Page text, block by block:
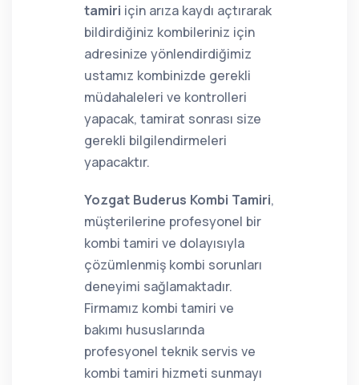
tamiri için arıza kaydı açtırarak
bildirdiğiniz kombileriniz için
adresinize yönlendirdiğimiz
ustamız kombinizde gerekli
müdahaleleri ve kontrolleri
yapacak, tamirat sonrası size
gerekli bilgilendirmeleri
yapacaktır.
Yozgat Buderus Kombi Tamiri,
müşterilerine profesyonel bir
kombi tamiri ve dolayısıyla
çözümlenmiş kombi sorunları
deneyimi sağlamaktadır.
Firmamız kombi tamiri ve
bakımı hususlarında
profesyonel teknik servis ve
kombi tamiri hizmeti sunmayı